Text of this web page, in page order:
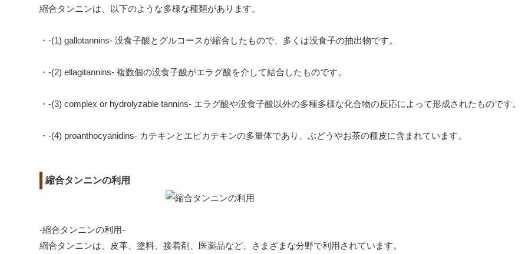
縮合タンニンは、以下のような多様な種類があります。
・-(1) gallotannins- 没食子酸とグルコースが縮合したもので、多くは没食子の抽出物です。
・-(2) ellagitannins- 複数個の没食子酸がエラグ酸を介して結合したものです。
・-(3) complex or hydrolyzable tannins- エラグ酸や没食子酸以外の多種多様な化合物の反応によって形成されたものです。
・-(4) proanthocyanidins- カテキンとエピカテキンの多量体であり、ぶどうやお茶の種皮に含まれています。
縮合タンニンの利用
-縮合タンニンの利用-
縮合タンニンは、皮革、塗料、接着剤、医薬品など、さまざまな分野で利用されています。